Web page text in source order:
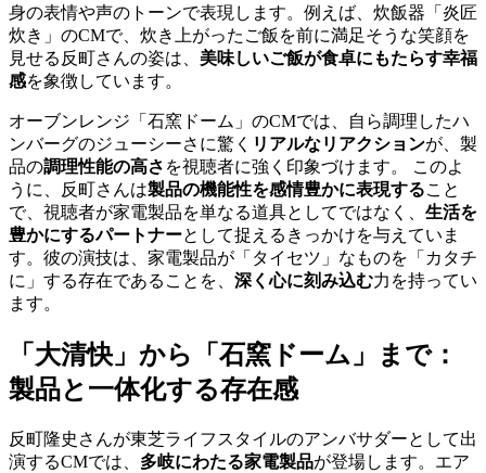
身の表情や声のトーンで表現します。例えば、炊飯器「炎匠
炊き」のCMで、炊き上がったご飯を前に満足そうな笑顔を
見せる反町さんの姿は、 美味しいご飯が食卓にもたらす幸福
感を象徴しています。
オーブンレンジ「石窯ドーム」のCMでは、自ら調理したハ
ンバーグのジューシーさに驚く リアルなリアクションが、製
品の調理性能の高さ を視聴者に強く印象づけます。 このよ
うに、反町さんは製品の機能性を感情豊かに表現すること
で、視聴者が家電製品を単なる道具としてではなく、 生活を
豊かにするパートナーとして捉えるきっかけを与えていま
す。彼の演技は、家電製品が「タイセツ」なものを「カタチ
に」する存在であることを、 深く心に刻み込む力を持ってい
ます。
「大清快」から「石窯ドーム」まで：
製品と一体化する存在感
反町隆史さんが東芝ライフスタイルのアンバサダーとして出
演するCMでは、 多岐にわたる家電製品が登場します。エア